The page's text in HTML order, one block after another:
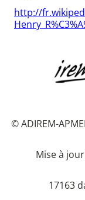
http://
© ADIREM-
Mise à
17163